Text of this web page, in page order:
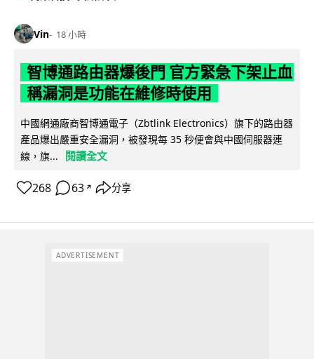
Vin 18 小時
智博通路由器爆後門 官方緊急下架止血
稱漏洞是功能在維修時使用
中國網通廠商智博通電子（Zbtlink Electronics）旗下的路由器
產品爆出嚴重安全漏洞，被發現每 35 秒便會與中國伺服器連
線，旗...
閱讀全文
268 63 ↗ 分享
ADVERTISEMENT